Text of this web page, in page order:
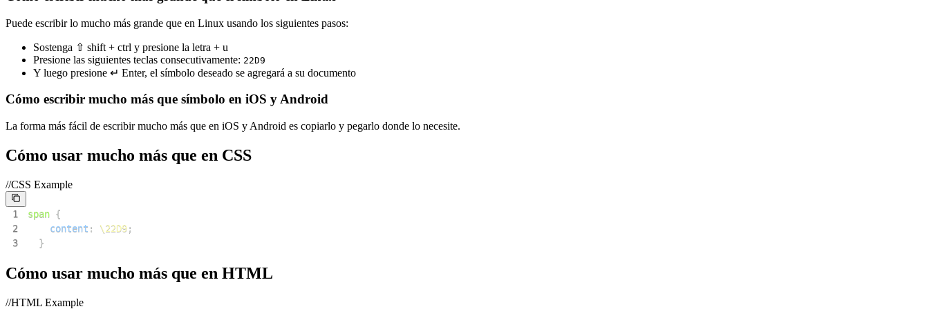
Puede escribir lo mucho más grande que en Linux usando los siguientes pasos:
Sostenga ⇧ shift + ctrl y presione la letra + u
Presione las siguientes teclas consecutivamente: 22D9
Y luego presione ↵ Enter, el símbolo deseado se agregará a su documento
Cómo escribir mucho más que símbolo en iOS y Android
La forma más fácil de escribir mucho más que en iOS y Android es copiarlo y pegarlo donde lo necesite.
Cómo usar mucho más que en CSS
//CSS Example
1 span {
2
content : \22D9;
3
}
Cómo usar mucho más que en HTML
//HTML Example